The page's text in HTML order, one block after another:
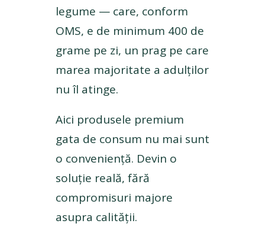
legume — care, conform
OMS, e de minimum 400 de
grame pe zi, un prag pe care
marea majoritate a adulților
nu îl atinge.
Aici produsele premium
gata de consum nu mai sunt
o conveniență. Devin o
soluție reală, fără
compromisuri majore
asupra calității.